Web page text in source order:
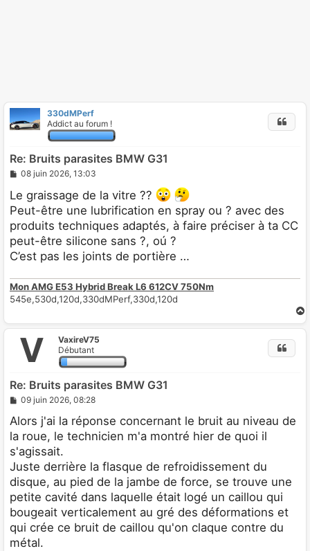
330dMPerf
Addict au forum !
Re: Bruits parasites BMW G31
M
s
s
a
g
e
08 juin 2026, 13:03
Le graissage de la vitre ??
Peut-être une lubrification en spray ou ? avec des
produits techniques adaptés, à faire préciser à ta CC
peut-être silicone sans ?, oú ?
C’est pas les joints de portière …
Mon AMG E53 Hybrid Break L6 612CV 750Nm
545e,530d,120d,330dMPerf,330d,120d
V
VaxireV75
Débutant
Re: Bruits parasites BMW G31
M
s
s
a
g
e
09 juin 2026, 08:28
Alors j'ai la réponse concernant le bruit au niveau de
la roue, le technicien m'a montré hier de quoi il
s'agissait.
Juste derrière la flasque de refroidissement du
disque, au pied de la jambe de force, se trouve une
petite cavité dans laquelle était logé un caillou qui
bougeait verticalement au gré des déformations et
qui crée ce bruit de caillou qu'on claque contre du
métal.